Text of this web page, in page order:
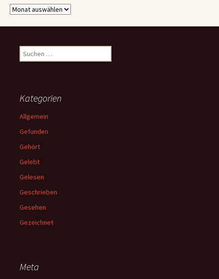
Archive
Suchen
nach:
Kategorien
Allgemein
Gefunden
Gehört
Gelebt
Gelesen
Geschrieben
Gesehen
Gezeichnet
Meta